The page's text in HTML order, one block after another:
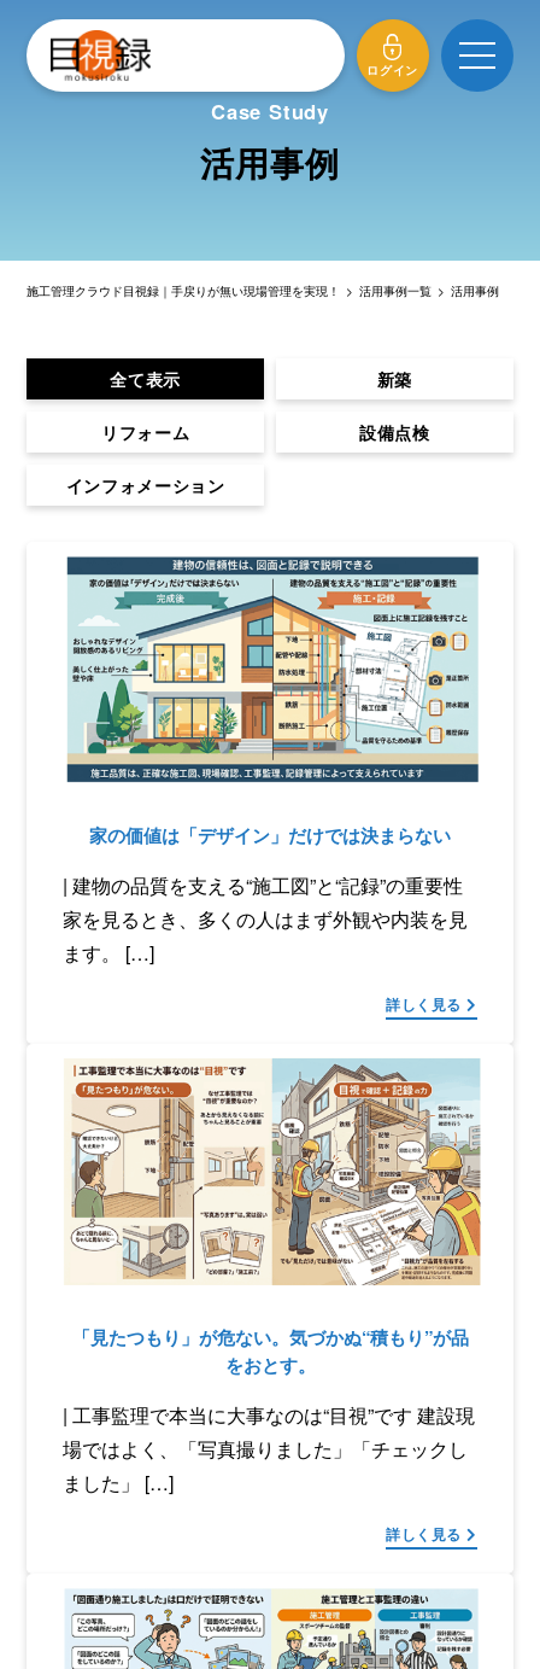
ログイン メニュ
Case Study
活用事例
施工管理クラウド目視録｜手戻りが無い現場管理を実現！ > 活用事例一覧 > 活用事例
全て表示 新築
リフォーム 設備点検
インフォメーション
家の価値は「デザイン」だけでは決まらない
| 建物の品質を支える“施工図”と“記録”の重要性
家を見るとき、多くの人はまず外観や内装を見
ます。 […]
詳しく見る
「見たつもり」が危ない。気づかぬ“積もり”が品
をおとす。
| 工事監理で本当に大事なのは“目視”です 建設現
場ではよく、「写真撮りました」「チェックし
ました」 […]
詳しく見る